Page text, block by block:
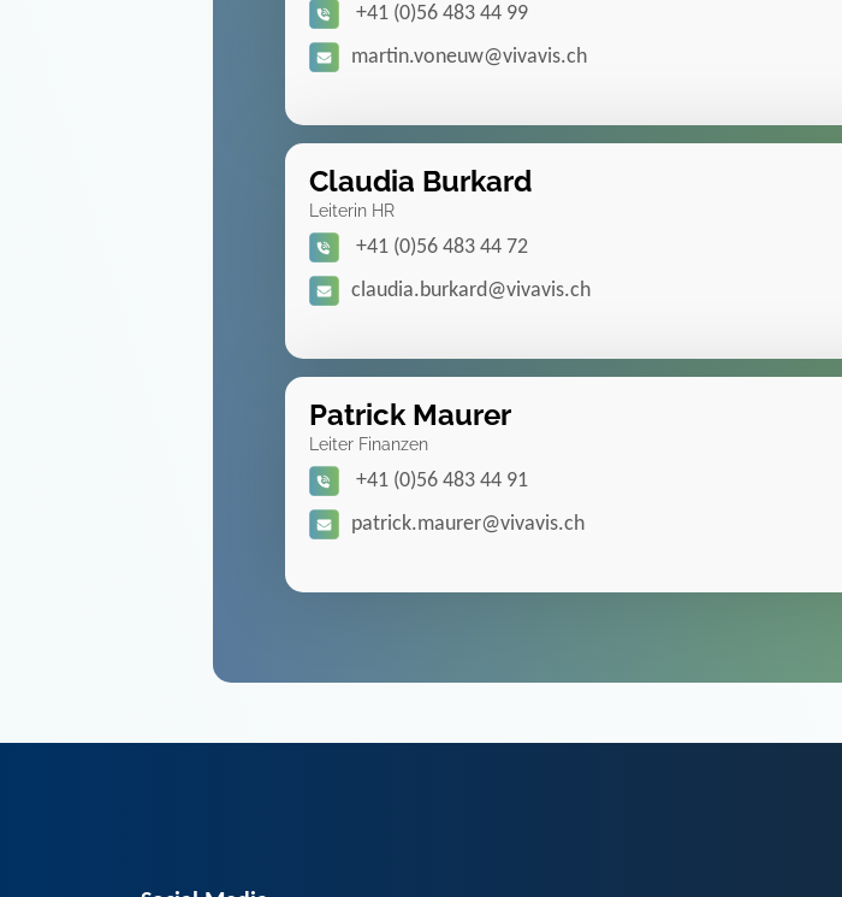
+41 (0)56 483 44 99
martin.voneuw@vivavis.ch
Claudia Burkard
Leiterin HR
+41 (0)56 483 44 72
claudia.burkard@vivavis.ch
Patrick Maurer
Leiter Finanzen
+41 (0)56 483 44 91
patrick.maurer@vivavis.ch